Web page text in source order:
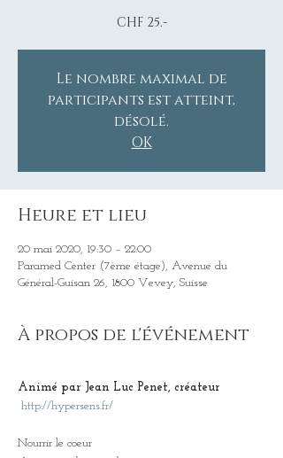
CHF 25.-
Le nombre maximal de
participants est atteint,
désolé.
OK
Heure et lieu
20 mai 2020, 19:30 – 22:00
Paramed Center (7ème étage), Avenue du
Général-Guisan 26, 1800 Vevey, Suisse
À propos de l'événement
Animé par Jean Luc Penet, créateur
http://hypersens.fr/
Nourrir le coeur